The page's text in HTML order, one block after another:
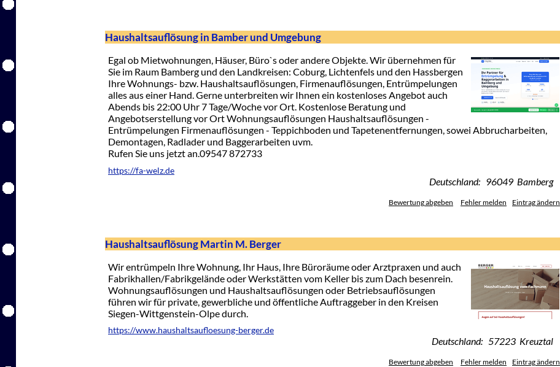
Haushaltsauflösung in Bamber und Umgebung
Egal ob Mietwohnungen, Häuser, Büro`s oder andere Objekte. Wir übernehmen für
Sie im Raum Bamberg und den Landkreisen: Coburg, Lichtenfels und den Hassbergen
Ihre Wohnungs- bzw. Haushaltsauflösungen, Firmenauflösungen, Entrümpelungen
alles aus einer Hand. Gerne unterbreiten wir Ihnen ein kostenloses Angebot auch
Abends bis 22:00 Uhr 7 Tage/Woche vor Ort. Kostenlose Beratung und
Angebotserstellung vor Ort Wohnungsauflösungen Haushaltsauflösungen -
Entrümpelungen Firmenauflösungen - Teppichboden und Tapetenentfernungen, sowei Abbrucharbeiten,
Demontagen, Radlader und Baggerarbeiten uvm.
Rufen Sie uns jetzt an.09547 872733
https://fa-welz.de
Deutschland: 96049 Bamberg
Bewertung abgeben Fehler melden Eintrag ändern
Haushaltsauflösung Martin M. Berger
Wir entrümpeln Ihre Wohnung, Ihr Haus, Ihre Büroräume oder Arztpraxen und auch
Fabrikhallen/Fabrikgelände oder Werkstätten vom Keller bis zum Dach besenrein.
Wohnungsauflösungen und Haushaltsauflösungen oder Betriebsauflösungen
führen wir für private, gewerbliche und öffentliche Auftraggeber in den Kreisen
Siegen-Wittgenstein-Olpe durch.
https://www.haushaltsaufloesung-berger.de
Deutschland: 57223 Kreuztal
Bewertung abgeben Fehler melden Eintrag ändern